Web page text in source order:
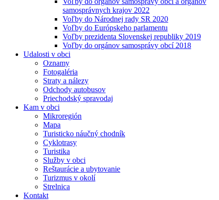
samosprávnych krajov 2022
Voľby do Národnej rady SR 2020
Voľby do Európskeho parlamentu
Voľby prezidenta Slovenskej republiky 2019
Voľby do orgánov samosprávy obcí 2018
Udalosti v obci
Oznamy
Fotogaléria
Straty a nálezy
Odchody autobusov
Priechodský spravodaj
Kam v obci
Mikroregión
Mapa
Turisticko náučný chodník
Cyklotrasy
Turistika
Služby v obci
Reštaurácie a ubytovanie
Turizmus v okolí
Strelnica
Kontakt